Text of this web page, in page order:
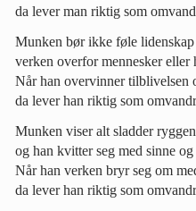
da lever man riktig som
Munken bør ikke føle lidenskap
verken overfor mennesker eller
Når han overvinner tilblivelsen
da lever han riktig som
Munken viser alt sladder
og han kvitter seg med sinne
Når han verken bryr seg om
da lever han riktig som